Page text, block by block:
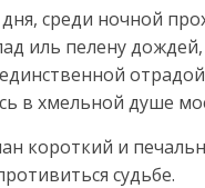
среди ночной
иль пелену дождей,
в хмельной душе
короткий и
судьбе.